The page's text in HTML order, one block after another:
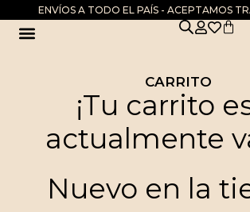
ENVÍOS A TODO EL PAÍS - ACEPTAMOS
CARRITO
¡Tu carrito
actualmente
Nuevo en la